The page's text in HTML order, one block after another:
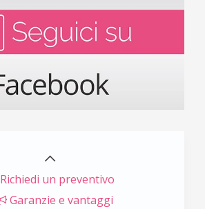
Richiedi un preventivo
Garanzie e vantaggi